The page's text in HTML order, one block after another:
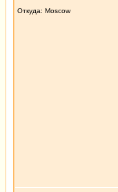
Откуда: Moscow